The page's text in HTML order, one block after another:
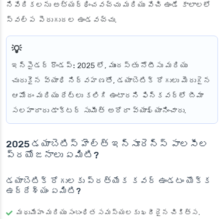
నివేదికలను అభ్యర్థించవచ్చు మరియు వేచి ఉండే కాలాలలో
స్వల్ప పెరుగుదల ఉండవచ్చు.
ఇన్‌సైడర్ రౌండప్: 2025 లో, ముందస్తు నోటీసు మరియు
చురుకైన వ్యాధి నిర్వహణతో, డయాబెటిక్ రోగులు మెరుగైన
ఆమోదం మరియు రేట్లు కలిగి ఉంటారని ఫిన్‌కవర్‌లో బీమా
సలహాదారు డాక్టర్ సుమీత్ అరోరా వ్యాఖ్యానించారు.
2025 డయాబెటిస్ హెల్త్ ఇన్సూరెన్స్ పాలసీల
ప్రయోజనాలు ఏమిటి?
డయాబెటిక్ రోగులకు ప్రత్యేక కవర్ ఉండటం యొక్క
ఉద్దేశ్యం ఏమిటి?
మధుమేహం మరియు సంబంధిత సమస్యలకు ఖరీదైన చికిత్స.